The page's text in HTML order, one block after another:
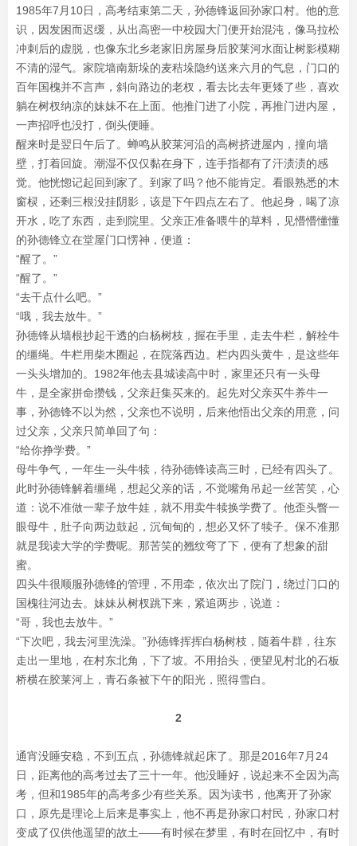
1985年7月10日，高考结束第二天，孙德锋返回孙家口村。他的意
识，因发困而迟缓，从出高密一中校园大门便开始混沌，像马拉松
冲刺后的虚脱，也像东北乡老家旧房屋身后胶莱河水面让树影模糊
不清的湿气。家院墙南新垛的麦秸垛隐约送来六月的气息，门口的
百年国槐并不言声，斜向路边的老杈，看去比去年更矮了些，喜欢
躺在树杈纳凉的妹妹不在上面。他推门进了小院，再推门进内屋，
一声招呼也没打，倒头便睡。
醒来时是翌日午后了。蝉鸣从胶莱河沿的高树挤进屋内，撞向墙
壁，打着回旋。潮湿不仅仅黏在身下，连手指都有了汗渍渍的感
觉。他恍惚记起回到家了。到家了吗？他不能肯定。看眼熟悉的木
窗棂，还剩三根没挂阴影，该是下午四点左右了。他起身，喝了凉
开水，吃了东西，走到院里。父亲正准备喂牛的草料，见懵懵懂懂
的孙德锋立在堂屋门口愣神，便道：
“醒了。”
“醒了。”
“去干点什么吧。”
“哦，我去放牛。”
孙德锋从墙根抄起干透的白杨树枝，握在手里，走去牛栏，解栓牛
的缰绳。牛栏用柴木圈起，在院落西边。栏内四头黄牛，是这些年
一头头增加的。1982年他去县城读高中时，家里还只有一头母
牛，是全家拼命攒钱，父亲赶集买来的。起先对父亲买牛养牛一
事，孙德锋不以为然，父亲也不说明，后来他悟出父亲的用意，问
过父亲，父亲只简单回了句：
“给你挣学费。”
母牛争气，一年生一头牛犊，待孙德锋读高三时，已经有四头了。
此时孙德锋解着缰绳，想起父亲的话，不觉嘴角吊起一丝苦笑，心
道：说不准做一辈子放牛娃，就不用卖牛犊换学费了。他歪头瞥一
眼母牛，肚子向两边鼓起，沉甸甸的，想必又怀了犊子。保不准那
就是我读大学的学费呢。那苦笑的翘纹弯了下，便有了想象的甜
蜜。
四头牛很顺服孙德锋的管理，不用牵，依次出了院门，绕过门口的
国槐往河边去。妹妹从树杈跳下来，紧追两步，说道：
“哥，我也去放牛。”
“下次吧，我去河里洗澡。”孙德锋挥挥白杨树枝，随着牛群，往东
走出一里地，在村东北角，下了坡。不用抬头，便望见村北的石板
桥横在胶莱河上，青石条被下午的阳光，照得雪白。
2
通宵没睡安稳，不到五点，孙德锋就起床了。那是2016年7月24
日，距离他的高考过去了三十一年。他没睡好，说起来不全因为高
考，但和1985年的高考多少有些关系。因为读书，他离开了孙家
口，原先是理论上后来是事实上，他不再是孙家口村民，孙家口村
变成了仅供他遥望的故土——有时候在梦里，有时在回忆中，有时